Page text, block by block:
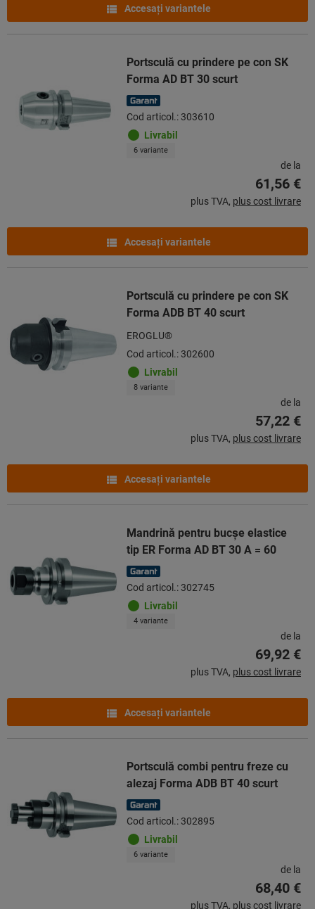
Accesaţi variantele
Portsculă cu prindere pe con SK
Forma AD BT 30 scurt
Cod articol.: 303610
Livrabil
6 variante
de la
61,56 €
plus TVA, plus cost livrare
Accesaţi variantele
Portsculă cu prindere pe con SK
Forma ADB BT 40 scurt
EROGLU®
Cod articol.: 302600
Livrabil
8 variante
de la
57,22 €
plus TVA, plus cost livrare
Accesaţi variantele
Mandrină pentru bucşe elastice
tip ER Forma AD BT 30 A = 60
Cod articol.: 302745
Livrabil
4 variante
de la
69,92 €
plus TVA, plus cost livrare
Accesaţi variantele
Portsculă combi pentru freze cu
alezaj Forma ADB BT 40 scurt
Cod articol.: 302895
Livrabil
6 variante
de la
68,40 €
plus TVA, plus cost livrare